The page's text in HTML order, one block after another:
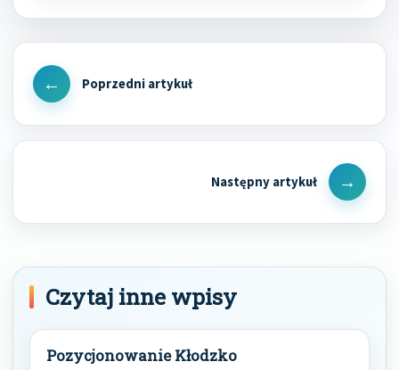
Nawigacja
wpisu
Previous
Next
Post
Czytaj inne wpisy
Pozycjonowanie Kłodzko